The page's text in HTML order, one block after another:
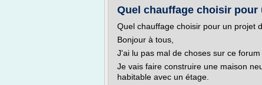
Quel chauffage choisir
Quel chauffage choisir pour un projet
Bonjour à tous,
J'ai lu pas mal de choses sur ce
Je vais faire construire une maison
habitable avec un étage.